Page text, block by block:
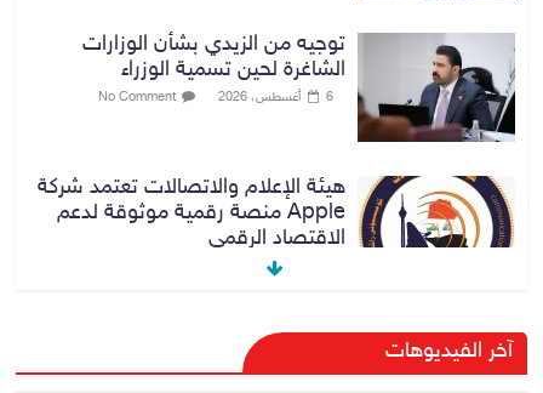
توجيه من الزيدي بشأن الوزارات
الشاغرة لحين تسمية الوزراء
6 أغسطس، 2026 No Comment
هيئة الإعلام والاتصالات تعتمد شركة
Apple منصة رقمية موثوقة لدعم
الاقتصاد الرقمي
رئيس هيئة النزاهة: لا مظلة تحمي
الفاسدين والمال العام أمانة
آخر الفيديوهات